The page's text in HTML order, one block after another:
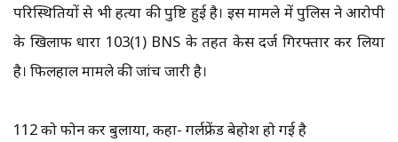
परिस्थितियों से भी हत्या की पुष्टि हुई है। इस मामले में पुलिस ने आरोपी
के खिलाफ धारा 103(1) BNS के तहत केस दर्ज गिरफ्तार कर लिया
है। फिलहाल मामले की जांच जारी है।
112 को फोन कर बुलाया, कहा- गर्लफ्रेंड बेहोश हो गई है